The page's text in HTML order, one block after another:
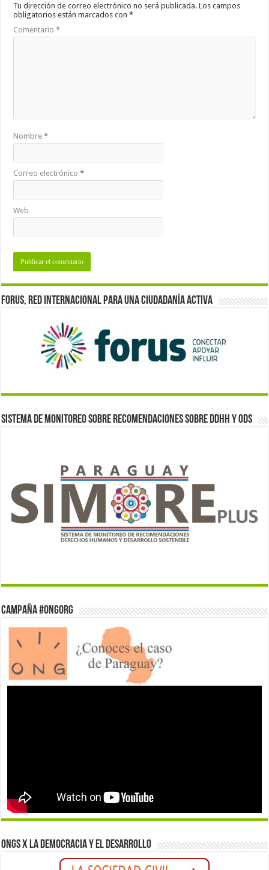
Tu dirección de correo electrónico no será publicada. Los campos
obligatorios están marcados con*
Comentario*
Nombre*
Correo electrónico*
Web
Forus, red internacional para una ciudadanía activa
Sistema de monitoreo sobre recomendaciones sobre DDHH y ODS
Campaña #ONGorg
ONGs x la democracia y el desarrollo